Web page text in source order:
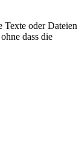
Texte oder Dateien
dass die